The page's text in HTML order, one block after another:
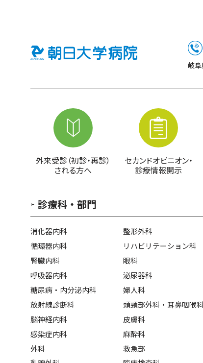
岐
外来受診（初診・再診）
される方へ
セカンドオピニオン・
診療情報開示
診療科・部門
消化器内科
循環器内科
腎臓内科
呼吸器内科
糖尿病・内分泌内科
放射線診断科
脳神経内科
感染症内科
外科
整形外科
リハビリテーション科
眼科
泌尿器科
婦人科
頭頸部外科・耳鼻咽喉科
皮膚科
麻酔科
救急部